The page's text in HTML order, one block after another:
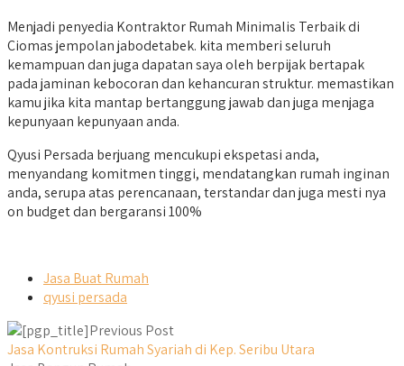
Menjadi penyedia Kontraktor Rumah Minimalis Terbaik di
Ciomas jempolan jabodetabek. kita memberi seluruh
kemampuan dan juga dapatan saya oleh berpijak bertapak
pada jaminan kebocoran dan kehancuran struktur. memastikan
kamu jika kita mantap bertanggung jawab dan juga menjaga
kepunyaan kepunyaan anda.
Qyusi Persada berjuang mencukupi ekspetasi anda,
menyandang komitmen tinggi, mendatangkan rumah inginan
anda, serupa atas perencanaan, terstandar dan juga mesti nya
on budget dan bergaransi 100%
Jasa Buat Rumah
qyusi persada
Previous Post
Jasa Kontruksi Rumah Syariah di Kep. Seribu Utara